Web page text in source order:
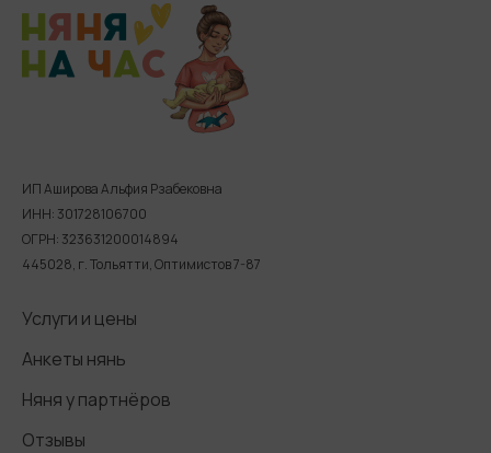
ИП Аширова Альфия Рзабековна
ИНН: 301728106700
ОГРН: 323631200014894
445028, г. Тольятти, Оптимистов 7-87
Услуги и цены
Анкеты нянь
Няня у партнёров
Отзывы